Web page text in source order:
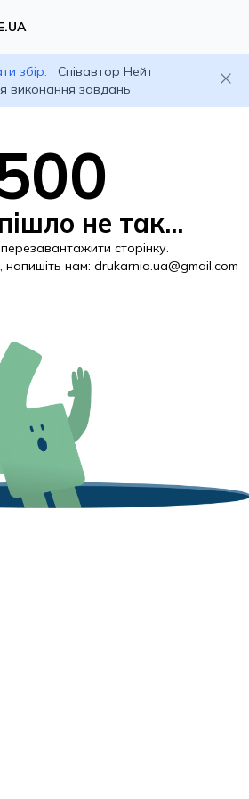
збір:
Співавтор Нейт
виконання завдань
не так...
сторінку.
нам: drukarnia.ua@gmail.com